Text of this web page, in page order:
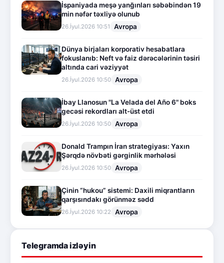
İspaniyada meşə yanğınları səbəbindən 19
min nəfər təxliyə olunub
26.İyul.2026 10:51 Avropa
Dünya birjaları korporativ hesabatlara
fokuslanıb: Neft və faiz dərəcələrinin təsiri
altında cari vəziyyət
26.İyul.2026 10:50 Avropa
İbay Llanosun "La Velada del Año 6" boks
gecəsi rekordları alt-üst etdi
26.İyul.2026 10:50 Avropa
Donald Trampın İran strategiyası: Yaxın
Şərqdə növbəti gərginlik mərhələsi
26.İyul.2026 10:50 Avropa
Çinin “hukou” sistemi: Daxili miqrantların
qarşısındakı görünməz sədd
26.İyul.2026 10:22 Avropa
Telegramda izləyin